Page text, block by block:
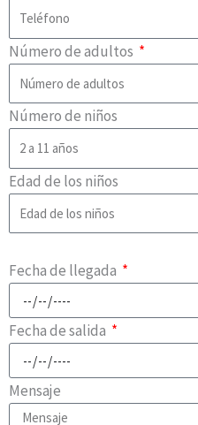
Número de adultos
Número de niños
Edad de los niños
Fecha de llegada
Fecha de salida
Mensaje